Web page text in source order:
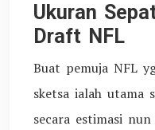
Ukuran
Draft NFL
Buat pemuja NFL
sketsa ialah utama
secara estimasi